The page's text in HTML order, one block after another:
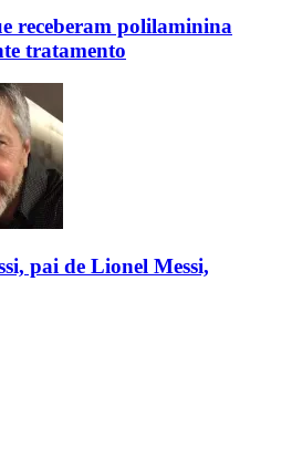
receberam polilaminina
tratamento
pai de Lionel Messi,